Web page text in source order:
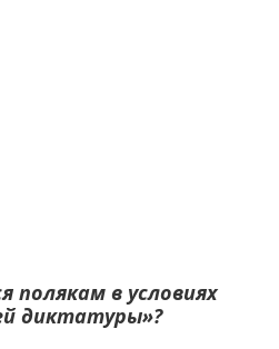
полякам в условиях
диктатуры»?